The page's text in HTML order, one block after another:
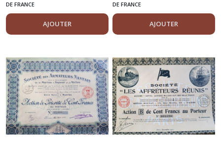
DE FRANCE
AJOUTER
DE FRANCE
AJOUTER